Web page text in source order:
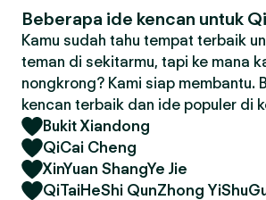
Beberapa ide kencan untuk
Kamu sudah tahu tempat terbaik
teman di sekitarmu, tapi ke mana
nongkrong? Kami siap membantu.
kencan terbaik dan ide populer di
Bukit Xiandong
QiCai Cheng
XinYuan ShangYe Jie
QiTaiHeShi QunZhong